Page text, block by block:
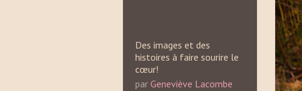
Des images et des
histoires à faire sourire le
cœur!
par Geneviève Lacombe